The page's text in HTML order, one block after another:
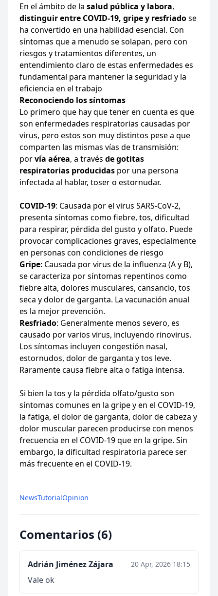
En el ámbito de la salud pública y labora,
distinguir entre COVID-19, gripe y resfriadose
ha convertido en una habilidad esencial. Con
síntomas que a menudo se solapan, pero con
riesgos y tratamientos diferentes, un
entendimiento claro de estas enfermedades es
fundamental para mantener la seguridad y la
eficiencia en el trabajo
Reconociendo los síntomas
Lo primero que hay que tener en cuenta es que
son enfermedades respiratorias causadas por
virus, pero estos son muy distintos pese a que
comparten las mismas vías de transmisión:
porvía aérea, a través de gotitas
respiratorias producidas por una persona
infectada al hablar, toser o estornudar.
COVID-19: Causada por el virus SARS-CoV-2,
presenta síntomas como fiebre, tos, dificultad
para respirar, pérdida del gusto y olfato. Puede
provocar complicaciones graves, especialmente
en personas con condiciones de riesgo
Gripe: Causada por virus de la influenza (A y B),
se caracteriza por síntomas repentinos como
fiebre alta, dolores musculares, cansancio, tos
seca y dolor de garganta. La vacunación anual
es la mejor prevención.
Resfriado: Generalmente menos severo, es
causado por varios virus, incluyendo rinovirus.
Los síntomas incluyen congestión nasal,
estornudos, dolor de garganta y tos leve.
Raramente causa fiebre alta o fatiga intensa.
Si bien la tos y la pérdida olfato/gusto son
síntomas comunes en la gripe y en el COVID-19,
la fatiga, el dolor de garganta, dolor de cabeza y
dolor muscular parecen producirse con menos
frecuencia en el COVID-19 que en la gripe. Sin
embargo, la dificultad respiratoria parece ser
más frecuente en el COVID-19.
NewsTutorialOpinion
Comentarios (6)
Adrián Jiménez Zájara 20 Apr, 2026 18:15
Vale ok